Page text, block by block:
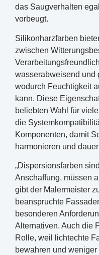
das Saugverhalten
vorbeugt.
Silikonharzfarben
zwischen
wasserabweisend und
wodurch Feuchtigkeit
kann. Diese
beliebten Wahl für
die
Komponenten, damit
harmonieren und
„Dispersionsfarben
Anschaffung, müssen
gibt der Malermeister
beanspruchte
besonderen
Alternativen. Auch die
Rolle, weil lichtechte
bewahren und